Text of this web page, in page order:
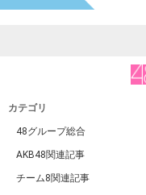
カテゴリ
48グループ総合
AKB48関連記事
チーム8関連記事